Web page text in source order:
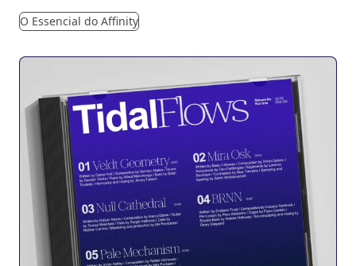
O Essencial do Affinity